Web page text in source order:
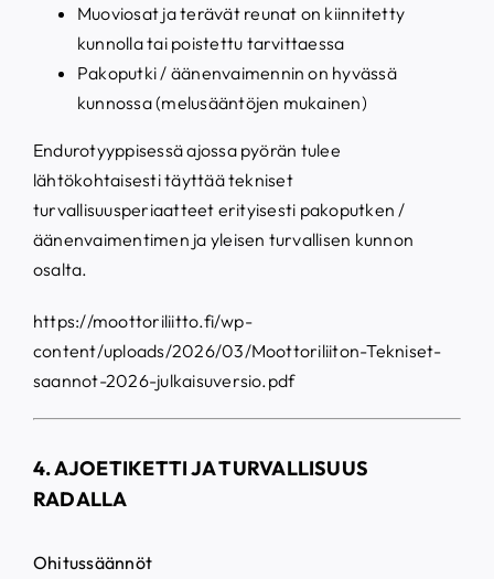
Muoviosat ja terävät reunat on kiinnitetty
kunnolla tai poistettu tarvittaessa
Pakoputki / äänenvaimennin on hyvässä
kunnossa (melusääntöjen mukainen)
Endurotyyppisessä ajossa pyörän tulee
lähtökohtaisesti täyttää tekniset
turvallisuusperiaatteet erityisesti pakoputken /
äänenvaimentimen ja yleisen turvallisen kunnon
osalta.
https://moottoriliitto.fi/wp-
content/uploads/2026/03/Moottoriliiton-Tekniset-
saannot-2026-julkaisuversio.pdf
4. AJOETIKETTI JA TURVALLISUUS
RADALLA
Ohitussäännöt